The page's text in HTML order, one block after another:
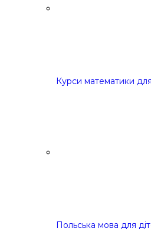
Курси математики
Польська мова для